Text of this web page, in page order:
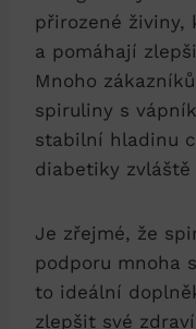
přirozené živiny,
a pomáhají
Mnoho
spiruliny s
stabilní hladinu
diabetiky zvláště
Je zřejmé, že
podporu mnoha
to ideální
zlepšit své